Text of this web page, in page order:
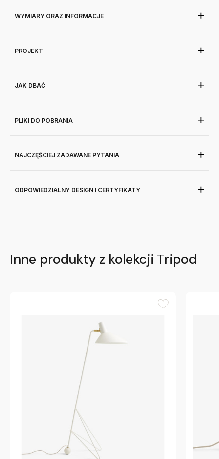
WYMIARY ORAZ INFORMACJE
PROJEKT
JAK DBAĆ
PLIKI DO POBRANIA
NAJCZĘŚCIEJ ZADAWANE PYTANIA
ODPOWIEDZIALNY DESIGN I CERTYFIKATY
Inne produkty z kolekcji Tripod